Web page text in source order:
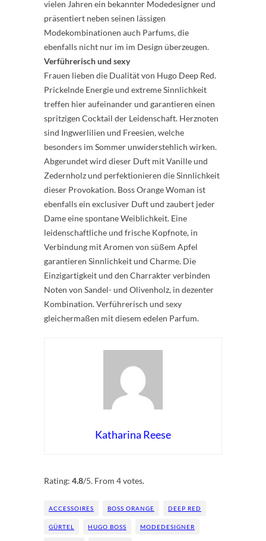
vielen Jahren ein bekannter Modedesigner und
präsentiert neben seinen lässigen
Modekombinationen auch Parfums, die
ebenfalls nicht nur im im Design überzeugen.
Verführerisch und sexy
Frauen lieben die Dualität von Hugo Deep Red.
Prickelnde Energie und extreme Sinnlichkeit
treffen hier aufeinander und garantieren einen
spritzigen Cocktail der Leidenschaft. Herznoten
sind Ingwerlilien und Freesien, welche
besonders im Sommer unwiderstehlich wirken.
Abgerundet wird dieser Duft mit Vanille und
Zedernholz und perfektionieren die Sinnlichkeit
dieser Provokation. Boss Orange Woman ist
ebenfalls ein exclusiver Duft und zaubert jeder
Dame eine spontane Weiblichkeit. Eine
leidenschaftliche und frische Kopfnote, in
Verbindung mit Aromen von süßem Apfel
garantieren Sinnlichkeit und Charme. Die
Einzigartigkeit und den Charrakter verbinden
Noten von Sandel- und Olivenholz, in dezenter
Kombination. Verführerisch und sexy
gleichermaßen mit diesem edelen Parfum.
Katharina Reese
Rating: 4.8/5. From 4 votes.
ACCESSOIRES BOSS ORANGE DEEP RED
GÜRTEL HUGO BOSS MODEDESIGNER